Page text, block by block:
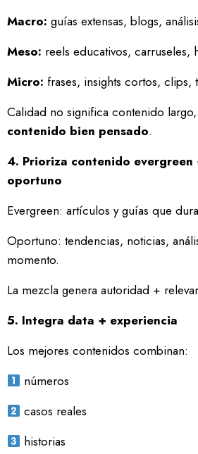
Macro: guías extensas, blogs,
Meso: reels educativos, carruseles,
Micro: frases, insights cortos, clips,
Calidad no significa contenido
contenido bien pensado.
4. Prioriza contenido
oportuno
Evergreen: artículos y guías que
Oportuno: tendencias, noticias,
momento.
La mezcla genera autoridad +
5. Integra data + experiencia
Los mejores contenidos combinan:
números
casos reales
historias